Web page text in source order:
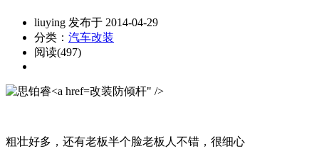
liuying 发布于 2014-04-29
分类： 汽车改装
阅读(497)
改装防倾杆" />
粗壮好多，还有老板半个脸老板人不错，很细心